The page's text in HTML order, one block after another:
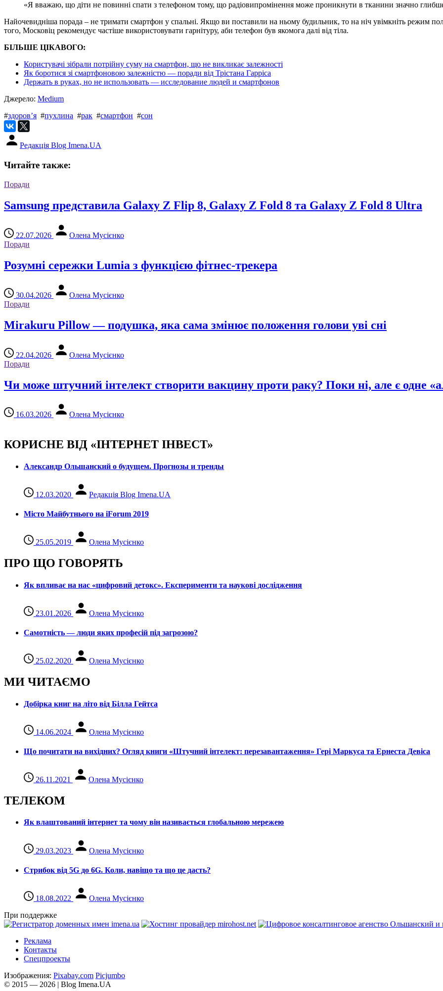
«Я вважаю, що діти не повинні спати з телефоном тому, що радіовипромінення може проникнути в тканини значно
Найочевидніша порада – не тримати смартфон у спальні. Якщо ви поставили на ньому будильник, то на ніч увімкніть режим
того, Московіц рекомендує частіше використовувати гарнітуру, аби телефон був якомога далі від тіла.
БІЛЬШЕ ЦІКАВОГО:
Користувачі зібрали потрійну суму на смартфон, що не викликає залежності
Як боротися зі смартфоновою залежністю — поради від Трістана Гарріса
Держать в руках, но не использовать — исследование людей и смартфонов
Джерело: Medium
#здоров’я #пухлина #рак #смартфон #сон
Редакція Blog Imena.UA
Читайте также:
Поради
Samsung представила Galaxy Z Flip 8, Galaxy Z Fold 8 та Galaxy Z Fold 8 Ultra
22.07.2026
Олена Мусієнко
Поради
Розумні сережки Lumia з функцією фітнес-трекера
30.04.2026
Олена Мусієнко
Поради
Mirakuru Pillow — подушка, яка сама змінює положення голови уві сні
22.04.2026
Олена Мусієнко
Поради
Чи може штучний інтелект створити вакцину проти раку? Поки ні, але є одне
16.03.2026 Олена Мусієнко
КОРИСНЕ ВІД «ІНТЕРНЕТ ІНВЕСТ»
Александр Ольшанский о будущем. Прогнозы и тренды
12.03.2020 Редакція Blog Imena.UA
Місто Майбутнього на iForum 2019
25.05.2019 Олена Мусієнко
ПРО ЩО ГОВОРЯТЬ
Як впливає на нас «цифровий детокс». Експерименти та наукові дослідження
23.01.2026 Олена Мусієнко
Самотність — люди яких професій під загрозою?
25.02.2020 Олена Мусієнко
МИ ЧИТАЄМО
Добірка книг на літо від Білла Гейтса
14.06.2024 Олена Мусієнко
Що почитати на вихідних? Огляд книги «Штучний інтелект: перезавантаження» Гері Маркуса та Ернеста Девіса
26.11.2021 Олена Мусієнко
ТЕЛЕКОМ
Як влаштований інтернет та чому він називається глобальною мережею
29.03.2023 Олена Мусієнко
Стрибок від 5G до 6G. Коли, навіщо та що це даcть?
18.08.2022
Олена Мусієнко
При поддержке
Реклама
Контакты
Спецпроекты
Изображения: Pixabay.com Picjumbo
© 2015 — 2026 | Blog Imena.UA